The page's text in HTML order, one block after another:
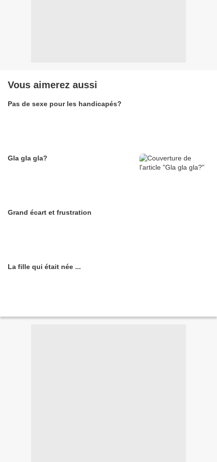
Vous aimerez aussi
Pas de sexe pour les handicapés?
Gla gla gla?
Grand écart et frustration
La fille qui était née ...